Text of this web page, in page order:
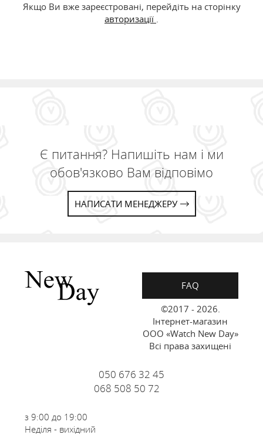
Якщо Ви вже зареєстровані, перейдіть на сторінку
авторизації .
Є питання? Напишіть нам і ми
обов'язково Вам відповімо
НАПИСАТИ МЕНЕДЖЕРУ
FAQ
©2017 - 2026.
Інтернет-магазин
ООО «Watch New Day»
Всі права захищені
050 676 32 45
068 508 50 72
з 9:00 до 19:00
Неділя - вихідний